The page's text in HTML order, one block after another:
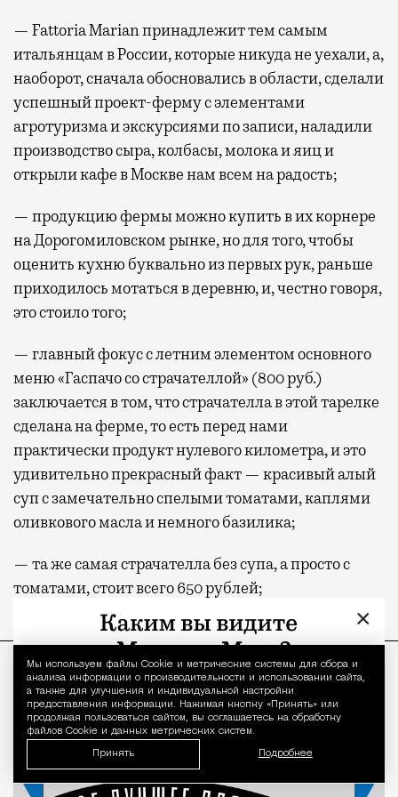
Уведомление
Мы используем файлы Сookie и метрические системы для сбора и
анализа информации о производительности и использовании сайта,
а также для улучшения и индивидуальной настройки
предоставления информации. Нажимая кнопку «Принять» или
продолжая пользоваться сайтом, вы соглашаетесь на обработку
файлов Cookie и данных метрических систем.
Принять Подробнее
А ожидание рейса все чаще превращается
не в потерянное время, а в возможность
спокойно закончить дела или спланировать
активности в путешествии, например
забронировать нужные билеты и рестораны.
Бизнес-зал становится местом, где можно
провести переговоры, поработать или просто
выпить кофе, наблюдая сквозь панорамные
окна за тем, как взлетают и садятся
самолеты. В Москве нет недостатка
в лаунжах. В аэропортах их обычно
несколько — в разных зонах воздушных
гаваней. На некоторых вокзалах — тоже.
Лаунжи доступны на Ленинградском,
Павелецком, Казанском, Ярославском
и Курском вокзалах. Попасть в бизнес-залы
могут держатели карт Mir Supreme. Причем
не только в столице. Всего доступно более
1000 бизнес-залов по всему миру.
— Fattoria Marian принадлежит тем самым
итальянцам в России, которые никуда не уехали, а,
наоборот, сначала обосновались в области, сделали
успешный проект-ферму с элементами
агротуризма и экскурсиями по записи, наладили
производство сыра, колбасы, молока и яиц и
открыли кафе в Москве нам всем на радость;
— продукцию фермы можно купить в их корнере
на Дорогомиловском рынке, но для того, чтобы
оценить кухню буквально из первых рук, раньше
приходилось мотаться в деревню, и, честно говоря,
это стоило того;
— главный фокус с летним элементом основного
меню «Гаспачо со страчателлой» (800 руб.)
заключается в том, что страчателла в этой тарелке
сделана на ферме, то есть перед нами
практически продукт нулевого километра, и это
удивительно прекрасный факт — красивый алый
суп с замечательно спелыми томатами, каплями
оливкового масла и немного базилика;
— та же самая страчателла без супа, а просто с
томатами, стоит всего 650 рублей;
ПРОДОЛЖЕНИЕ НИЖЕ
×